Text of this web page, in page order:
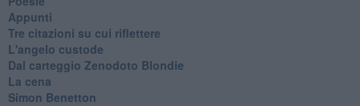
Appunti
Tre citazioni su cui riflettere
L'angelo custode
Dal carteggio Zenodoto Blondie
La cena
Simon Benetton